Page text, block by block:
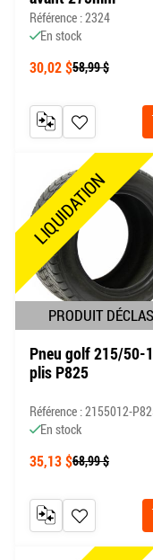
Référence : 2324
En stock
30,02 $58,99 $
AJOUTER À
AJOUTER AU
LIQUIDATION
PRODUIT
Pneu golf 215/50-
plis P825
Référence : 2155012-
En stock
35,13 $68,99 $
AJOUTER À
AJOUTER AU